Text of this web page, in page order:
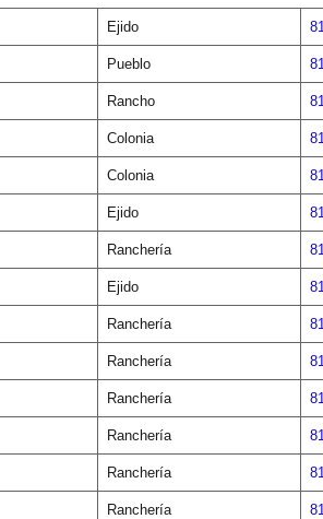
Ejido
Pueblo
Rancho
Colonia
Colonia
Ejido
Ranchería
Ejido
Ranchería
Ranchería
Ranchería
Ranchería
Ranchería
Ranchería